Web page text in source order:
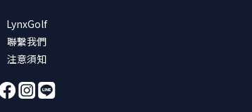
LynxGolf
聯繫我們
注意須知